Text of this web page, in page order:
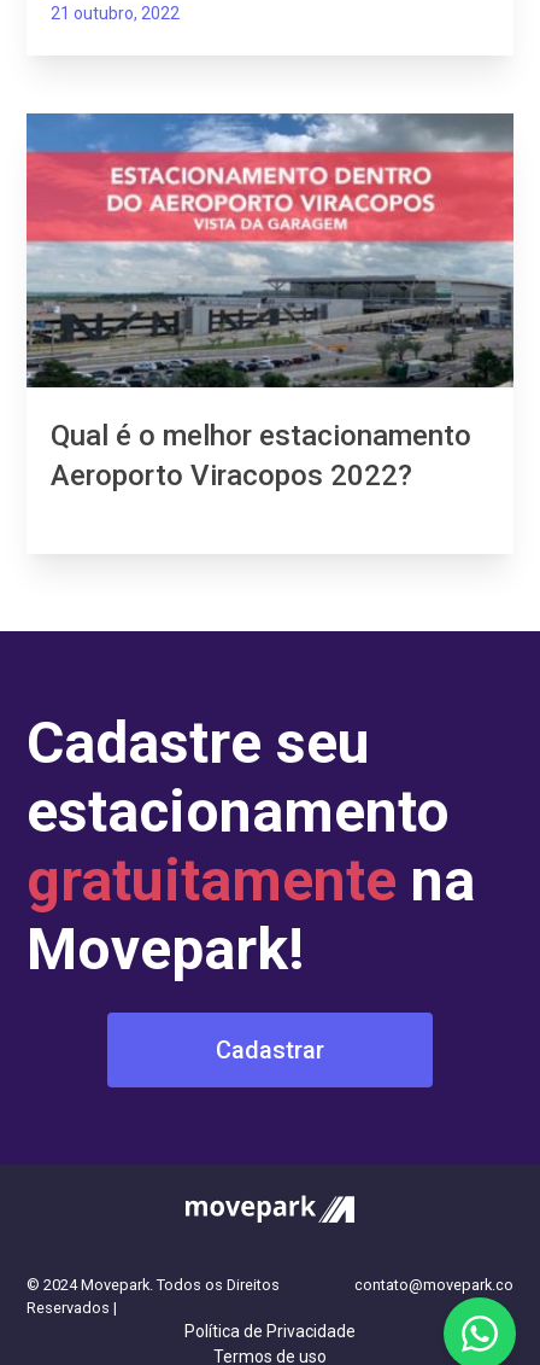
21 outubro, 2022
Qual é o melhor estacionamento
Aeroporto Viracopos 2022?
Cadastre seu
estacionamento
gratuitamente na
Movepark!
Cadastrar
© 2024 Movepark. Todos os Direitos
Reservados |
contato@movepark.co
Política de Privacidade
Termos de uso